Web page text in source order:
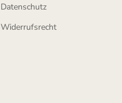
Datenschutz
Widerrufsrecht